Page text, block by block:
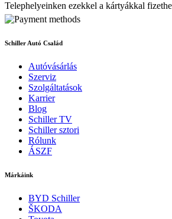
Telephelyeinken ezekkel a kártyákkal
Schiller Autó Család
Autóvásárlás
Szerviz
Szolgáltatások
Karrier
Blog
Schiller TV
Schiller sztori
Rólunk
ÁSZF
Márkáink
BYD Schiller
ŠKODA